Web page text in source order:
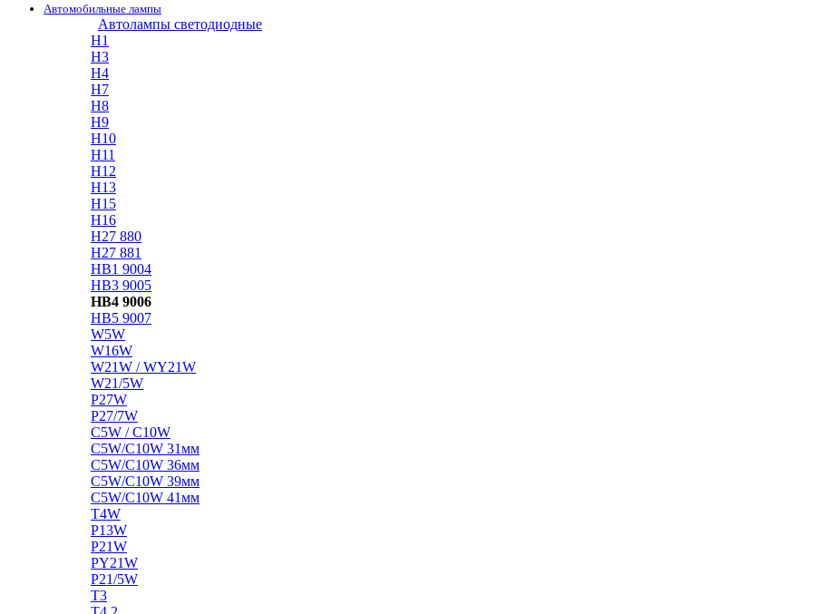
Автомобильные лампы
Автолампы светодиодные
H1
H3
H4
H7
H8
H9
H10
H11
H12
H13
H15
H16
H27 880
H27 881
HB1 9004
HB3 9005
HB4 9006
HB5 9007
W5W
W16W
W21W / WY21W
W21/5W
P27W
P27/7W
C5W / C10W
C5W/C10W 31мм
C5W/C10W 36мм
C5W/C10W 39мм
C5W/C10W 41мм
T4W
P13W
P21W
PY21W
P21/5W
T3